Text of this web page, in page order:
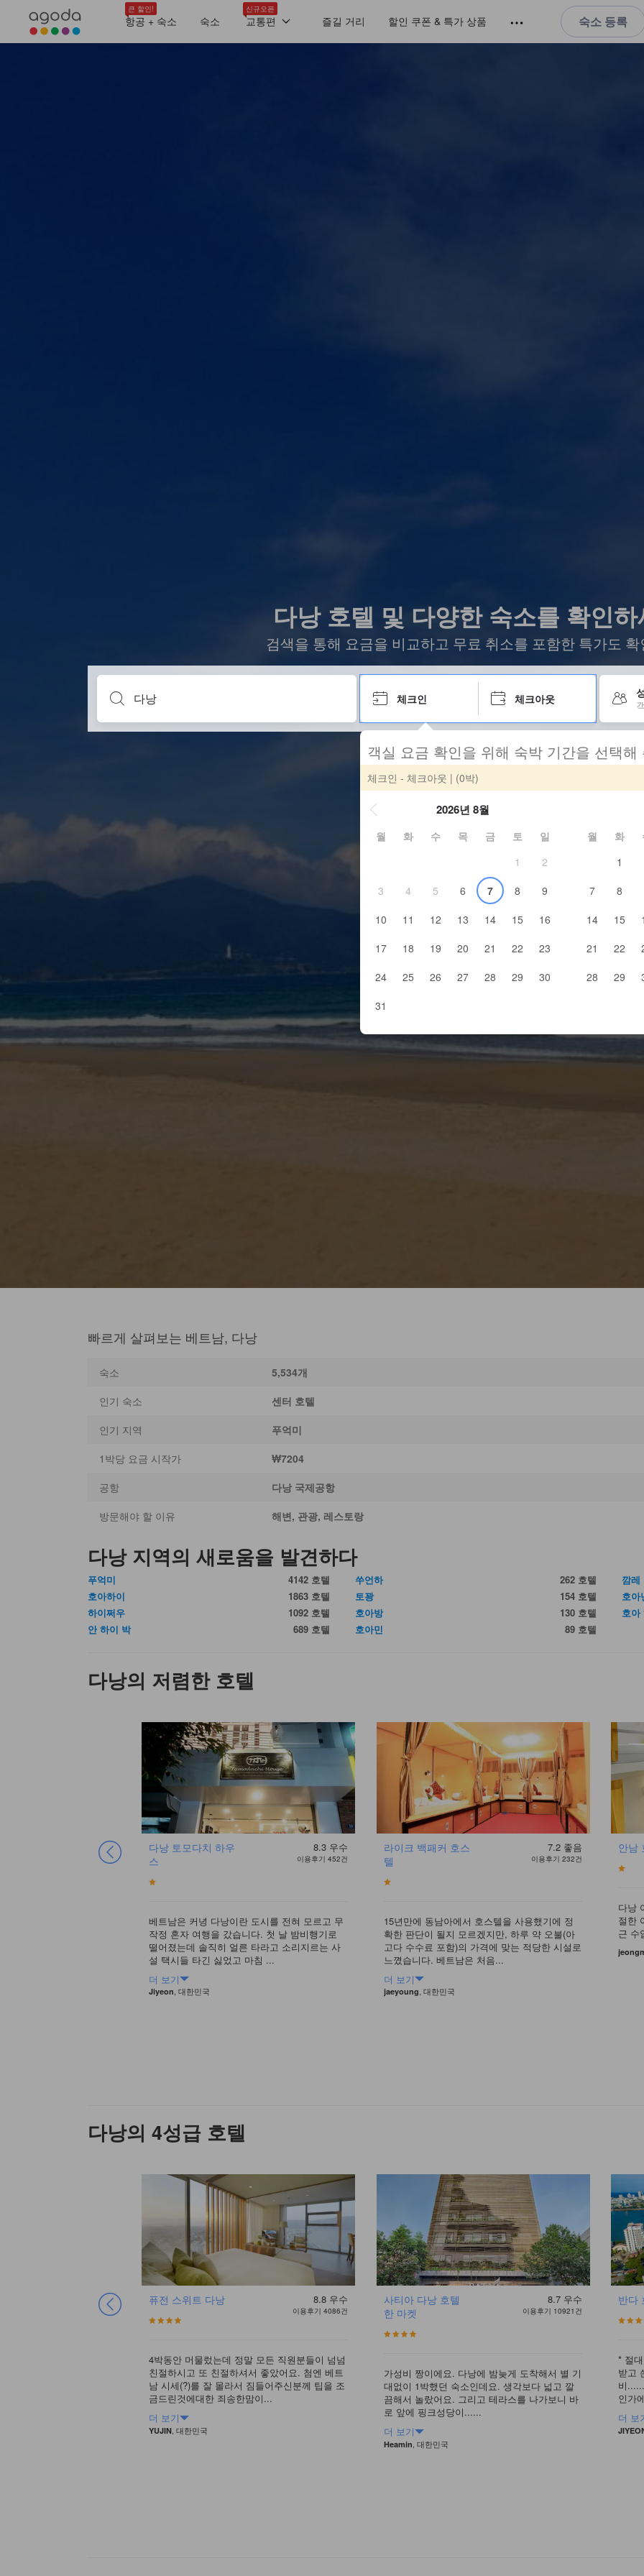
큰 할인!
항공 + 숙소 숙소
신규오픈
교통편 즐길 거리 할인 쿠폰 & 특가 상품 숙소 등록
다낭 호텔 및 다양한 숙소를 확인
검색을 통해 요금을 비교하고 무료 취소를 포함한 특가도
체크인 체크아웃
객실 요금 확인을 위해 숙박 기간을 선택
체크인 - 체크아웃 | (0박)
2026년 8월
월 화 수 목 금 토
일
1
2
3
4 5 6 7 8
9
10
11 12 13 14 15
16
17
18 19 20 21 22
23
24
25 26 27 28 29
30
31
월 화
1
7
8
14
15
21
22
28
29
빠르게 살펴보는 베트남, 다낭
숙소
5,534개
인기 숙소
센터 호텔
인기 지역
푸억미
1박당 요금 시작가
₩7204
공항
다낭 국제공항
방문해야 할 이유
해변, 관광, 레스토랑
다낭 지역의 새로움을 발견하다
푸억미
4142 호텔
호아하이
1863 호텔
하이쩌우
1092 호텔
안 하이 박
689 호텔
쑤언하
262 호텔
토꽝
154 호텔
호아방
130 호텔
호아민
89 호텔
깜레
호아
호아
다낭의 저렴한 호텔
다낭 토모다치 하우
스
8.3 우수
이용후기 452건
베트남은 커녕 다낭이란 도시를 전혀 모르고 무
작정 혼자 여행을 갔습니다. 첫 날 밤비행기로
떨어졌는데 솔직히 얼른 타라고 소리지르는 사
설 택시들 타긴 싫었고 마침 ...
더 보기
Jiyeon, 대한민국
라이크 백패커 호스
텔
7.2 좋음
이용후기 232건
15년만에 동남아에서 호스텔을 사용했기에 정
확한 판단이 될지 모르겠지만, 하루 약 오불(아
고다 수수료 포함)의 가격에 맞는 적당한 시설로
느꼈습니다. 베트남은 처음...
더 보기
jaeyoung, 대한민국
안남
다낭
절한
근 수
좋음
이용후기 929건
다낭의 4성급 호텔
퓨전 스위트 다낭 8.8 우수
이용후기 4086건
4박동안 머물렀는데 정말 모든 직원분들이 넘넘
친절하시고 또 친절하셔서 좋았어요. 첨엔 베트
남 시세(?)를 잘 몰라서 짐들어주신분께 팁을 조
금드린것에대한 죄송한맘이...
더 보기
YUJIN , 대한민국
사티아 다낭 호텔
한 마켓
8.7 우수
이용후기 10921건
가성비 짱이에요. 다낭에 밤늦게 도착해서 별 기
대없이 1박했던 숙소인데요. 생각보다 넓고 깔
끔해서 놀랐어요. 그리고 테라스를 나가보니 바
로 앞에 핑크성당이......
더 보기
Heamin , 대한민국
반다
* 절
받고
비
인가
더 보
우수
이용후기 1124건